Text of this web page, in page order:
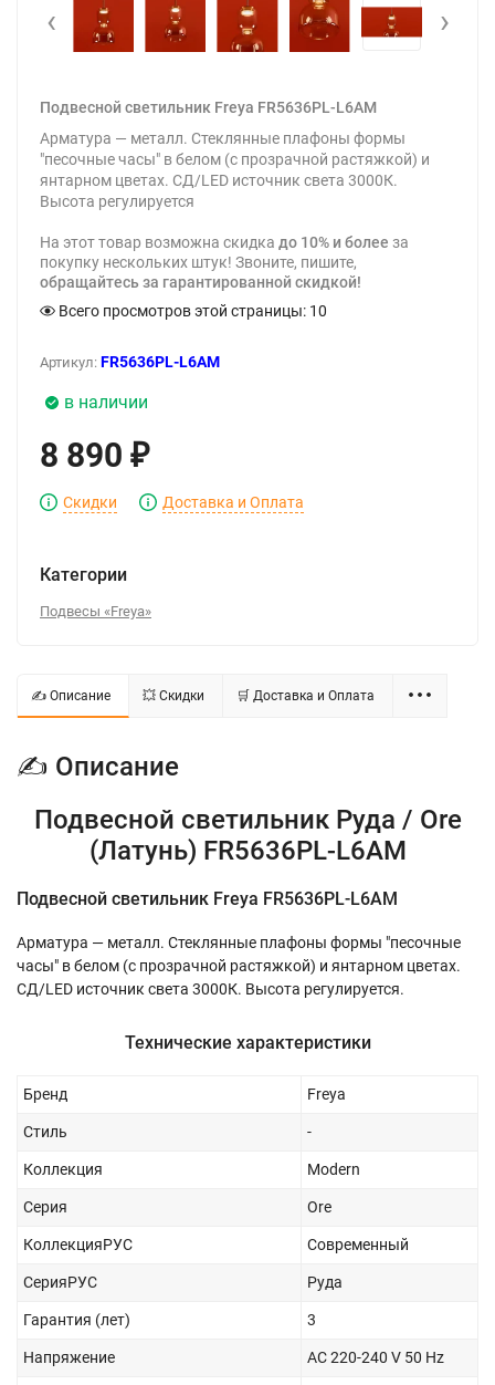
‹ ›
Подвесной светильник Freya FR5636PL-L6AM
Арматура — металл. Стеклянные плафоны формы
"песочные часы" в белом (с прозрачной растяжкой) и
янтарном цветах. СД/LED источник света 3000К.
Высота регулируется
На этот товар возможна скидка до 10% и более за
покупку нескольких штук! Звоните, пишите,
обращайтесь за гарантированной скидкой!
Всего просмотров этой страницы: 10
Артикул: FR5636PL-L6AM
в наличии
8 890 ₽
Скидки Доставка и Оплата
Категории
Подвесы «Freya»
✍ Описание 💥 Скидки 🛒 Доставка и Оплата
✍ Описание
Подвесной светильник Руда / Ore
(Латунь) FR5636PL-L6AM
Подвесной светильник Freya FR5636PL-L6AM
Арматура — металл. Стеклянные плафоны формы "песочные
часы" в белом (с прозрачной растяжкой) и янтарном цветах.
СД/LED источник света 3000К. Высота регулируется.
Технические характеристики
Бренд Freya
Стиль -
Коллекция Modern
Серия Ore
КоллекцияРУС Современный
СерияРУС Руда
Гарантия (лет) 3
Напряжение AC 220-240 V 50 Hz